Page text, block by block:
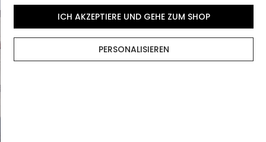
ICH AKZEPTIERE UND GEHE ZUM SHOP
PERSONALISIEREN